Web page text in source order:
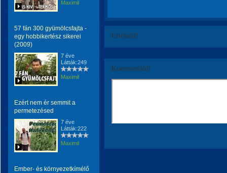
Maximil
57 fán 300 gyümölcsfajta -
egy hobbikertész sikerei
(2009)
7 éve
Látták:249
Maximil
Ezért nem ér semmit a
permetezésed
7 éve
Látták:222
Maximil
Ember- és környezetkímélő
Értékeld!
Kommentáld!